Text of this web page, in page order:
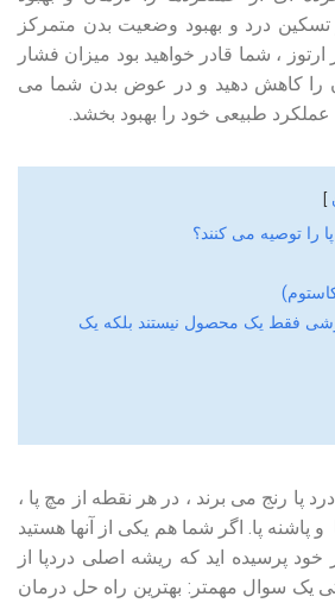
تسکین درد و بهبود وضعیت بدن متمرکز
ارتوز ، شما قادر خواهید بود میزان فشار
را کاهش دهید و در عوض بدن شما می
طبیعی خود را بهبود بخشد.
را توصیه می کنند؟
فقط یک محصول نیستند بلکه یک
پا رنج می برند ، در هر نقطه از مچ پا ،
پا. اگر شما هم یکی از آنها هستید
خود پرسیده اید که ریشه اصلی دردپا از
یک سوال مهمتر: بهترین راه حل درمان